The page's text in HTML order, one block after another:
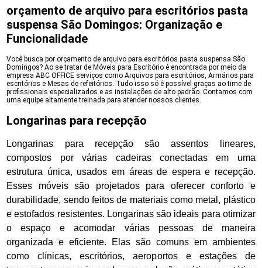
orçamento de arquivo para escritórios pasta
suspensa São Domingos: Organização e
Funcionalidade
Você busca por orçamento de arquivo para escritórios pasta suspensa São
Domingos? Ao se tratar de Móveis para Escritório é encontrada por meio da
empresa ABC OFFICE serviços como Arquivos para escritórios, Armários para
escritórios e Mesas de refeitórios. Tudo isso só é possível graças ao time de
profissionais especializados e as instalações de alto padrão. Contamos com
uma equipe altamente treinada para atender nossos clientes.
Longarinas para recepção
Longarinas para recepção são assentos lineares,
compostos por várias cadeiras conectadas em uma
estrutura única, usados em áreas de espera e recepção.
Esses móveis são projetados para oferecer conforto e
durabilidade, sendo feitos de materiais como metal, plástico
e estofados resistentes. Longarinas são ideais para otimizar
o espaço e acomodar várias pessoas de maneira
organizada e eficiente. Elas são comuns em ambientes
como clínicas, escritórios, aeroportos e estações de